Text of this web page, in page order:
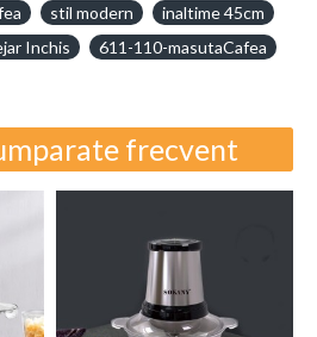
stil modern
inaltime 45cm
Inchis
611-110-masutaCafea
frecvent